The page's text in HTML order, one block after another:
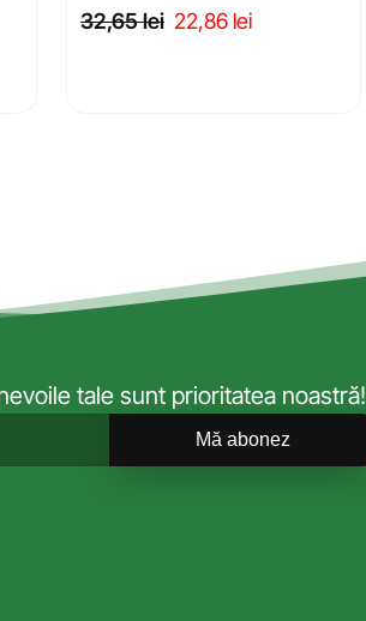
32,65lei 22,86 lei
tale sunt prioritatea noastră!
Mă abonez